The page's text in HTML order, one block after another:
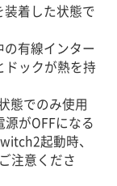
着した状態で
有線インター
ドックが熱を持
態でのみ使用
がOFFになる
起動時、
注意くださ